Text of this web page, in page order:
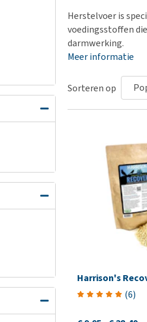
Biologisch hondenvoer
Vegan hondenvoer
Bekijk alles
Puppy apotheek
Vuurwerkangst
Bekijk alles
Herstelvoer is
voedingsstoffen
darmwerking.
Meer informatie
Sorteren op
Harrison's
(6)